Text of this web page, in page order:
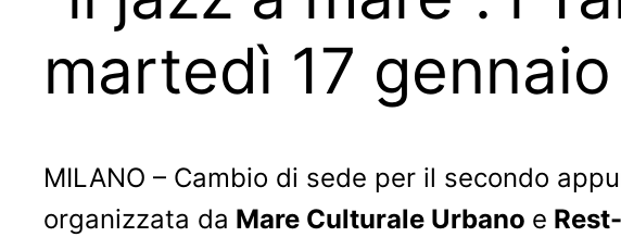
martedì 17
MILANO – Cambio di sede per il secondo
organizzata da Mare Culturale Urbano e